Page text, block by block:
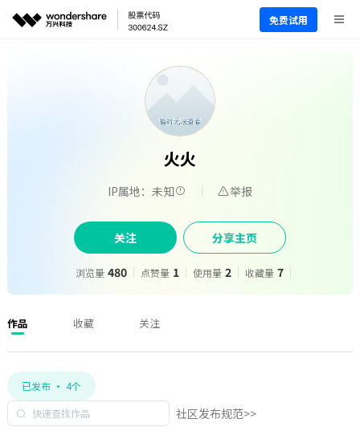
免费试用
火火
IP属地：未知 举报
关注 分享主页
浏览量 480 点赞量 1 使用量 2 收藏量 7
作品 收藏 关注
已发布 · 4个
社区发布规范>>